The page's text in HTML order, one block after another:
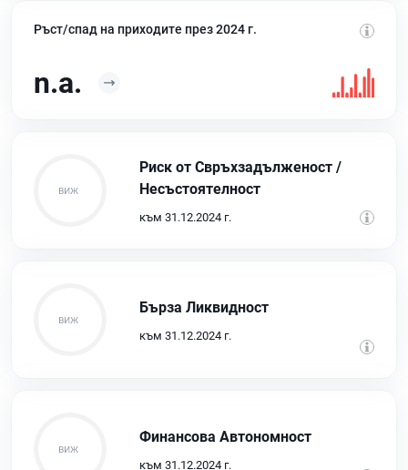
Ръст/спад на приходите през 2024 г.
n.a.
Риск от Свръхзадълженост /
Несъстоятелност
към 31.12.2024 г.
Бърза Ликвидност
към 31.12.2024 г.
Финансова Автономност
към 31.12.2024 г.